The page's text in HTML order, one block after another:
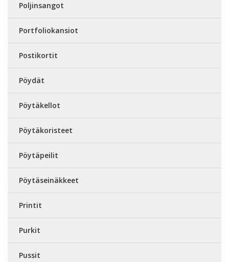
Poljinsangot
Portfoliokansiot
Postikortit
Pöydät
Pöytäkellot
Pöytäkoristeet
Pöytäpeilit
Pöytäseinäkkeet
Printit
Purkit
Pussit